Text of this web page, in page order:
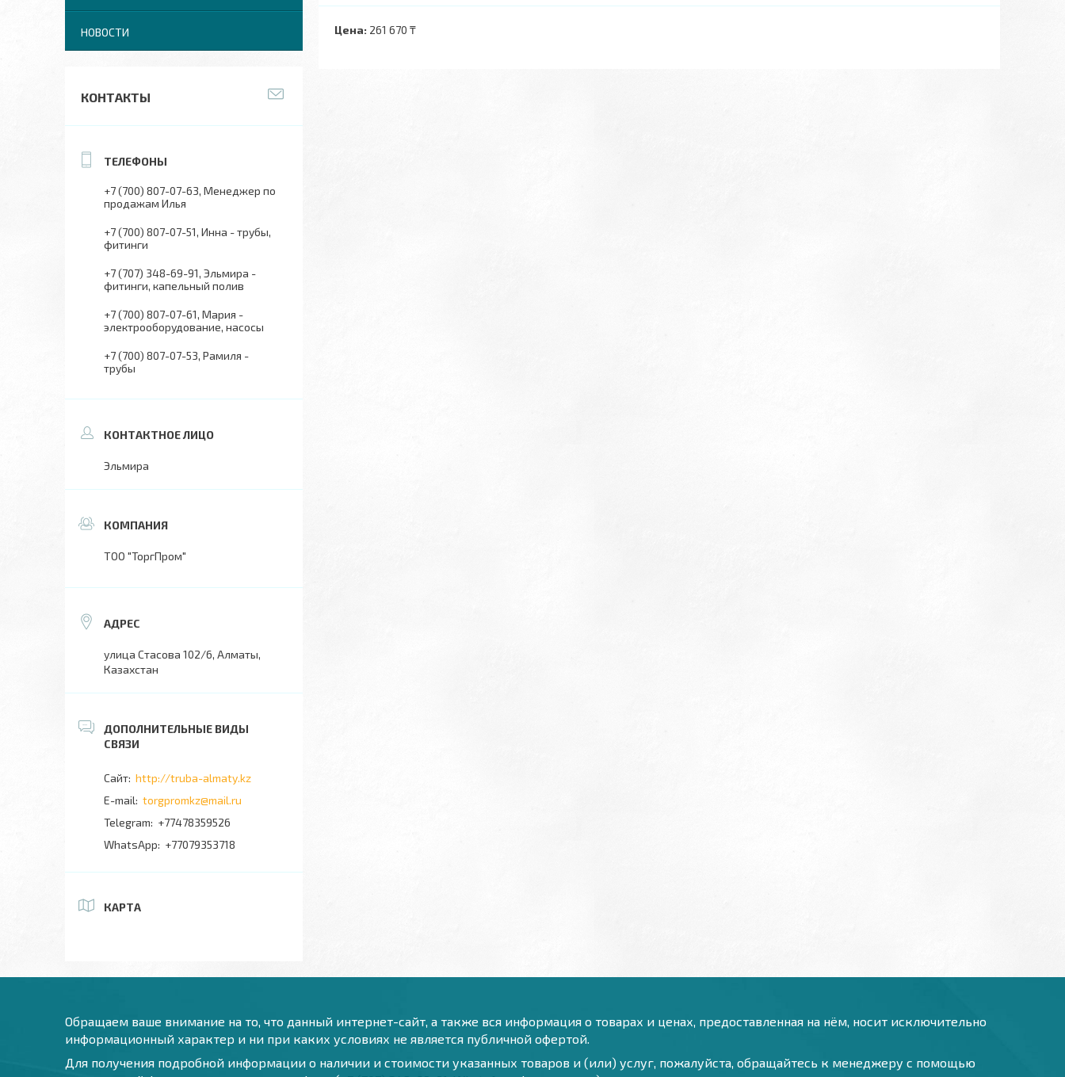
Цена: 261 670 ₸
НОВОСТИ
КОНТАКТЫ
+7 (700) 807-07-63 Менеджер по
продажам Илья
+7 (700) 807-07-51 Инна - трубы,
фитинги
+7 (707) 348-69-91 Эльмира -
фитинги, капельный полив
+7 (700) 807-07-61 Мария -
электрооборудование, насосы
+7 (700) 807-07-53 Рамиля -
трубы
Эльмира
ТОО "ТоргПром"
улица Стасова 102/6, Алматы,
Казахстан
http://truba-almaty.kz
torgpromkz@mail.ru
+77478359526
+77079353718
КАРТА
Обращаем ваше внимание на то, что данный интернет-сайт, а также вся информация о товарах и ценах, предоставленная на нём, носит исключительно
информационный характер и ни при каких условиях не является публичной офертой.
Для получения подробной информации о наличии и стоимости указанных товаров и (или) услуг, пожалуйста, обращайтесь к менеджеру с помощью